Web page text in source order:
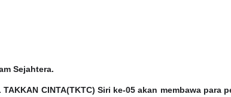
Sejahtera.
TAKKAN CINTA(TKTC) Siri ke-05 akan membawa